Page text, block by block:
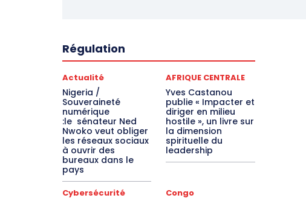
Régulation
Actualité
Nigeria /
Souveraineté
numérique
:le sénateur Ned
Nwoko veut obliger
les réseaux sociaux
à ouvrir des
bureaux dans le
pays
AFRIQUE CENTRALE
Yves Castanou
publie « Impacter et
diriger en milieu
hostile », un livre sur
la dimension
spirituelle du
leadership
Cybersécurité Congo